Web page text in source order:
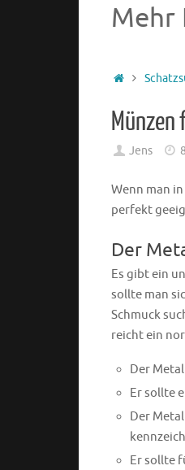
Mehr
Münzen
Jens
Wenn man
perfekt
Der
Es gibt ein
sollte man
Schmuck
reicht ein
Der
Er sollte
Der
Er sollte